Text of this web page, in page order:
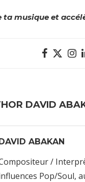
ta musique et
DAVID
ABAKAN
/
Pop/Soul,